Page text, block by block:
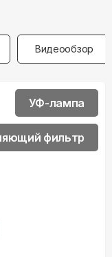
Видеообзор
УФ-лампа
фильтр